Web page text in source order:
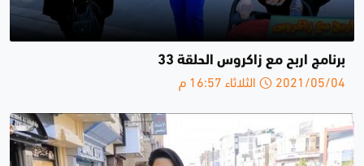
برنامج اربح مع زاكروس الحلقة 33
2021/05/04 الثلاثاء 16:57 م